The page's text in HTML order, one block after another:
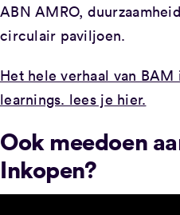
ABN AMRO,
circulair paviljoen.
Het hele verhaal van
learnings. lees je hier.
Ook meedoen
Inkopen?